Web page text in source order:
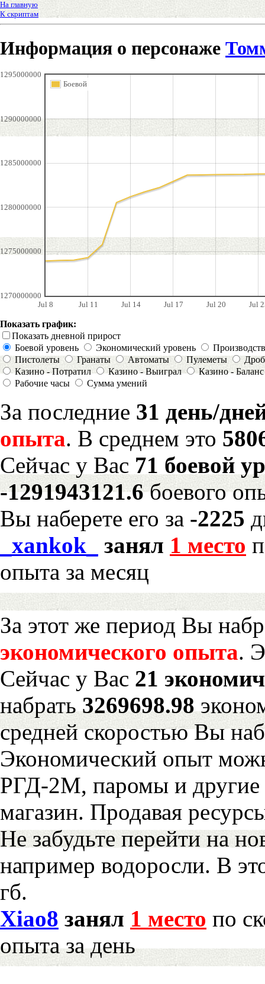
На главную
К скриптам
Информация о персонаже
Jul 8 Jul 11 Jul 14 Jul 17 Jul 20 Jul
1270000000
1275000000
1280000000
1285000000
1290000000
1295000000
Боевой
Показать график:
Показать дневной прирост
Боевой уровень
Экономический уровень
Пистолеты
Гранаты Автоматы Пулеметы
Казино - Потратил
Казино - Выиграл
Казино - Баланс
Рабочие часы
Сумма умений
За последние 31 день/
опыта. В среднем это
Сейчас у Вас 71 боевой
-1291943121.6боевого
Вы наберете его за -2225
_xankok_
занял 1 место
опыта за месяц
За этот же период Вы
экономического опыта.
Сейчас у Вас 21
набрать3269698.98
средней скоростью Вы
Экономический опыт
РГД-2М, паромы и другие
магазин. Продавая
Не забудьте перейти на
например водоросли. В
гб.
Xiao8 занял 1 место по
опыта за день